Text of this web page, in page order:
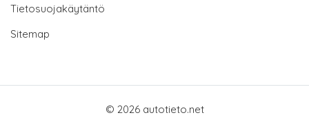
Tietosuojakäytäntö
Sitemap
© 2026 autotieto.net